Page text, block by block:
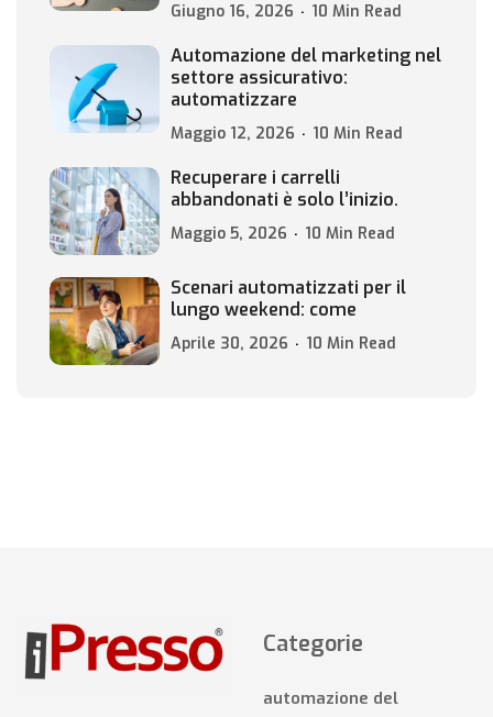
Giugno 16, 2026 10 Min Read
Automazione del marketing nel
settore assicurativo:
automatizzare
Maggio 12, 2026 10 Min Read
Recuperare i carrelli
abbandonati è solo l’inizio.
Maggio 5, 2026 10 Min Read
Scenari automatizzati per il
lungo weekend: come
Aprile 30, 2026 10 Min Read
Categorie
automazione del